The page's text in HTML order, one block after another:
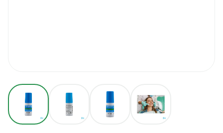
View larger imageView larger imageView larger image